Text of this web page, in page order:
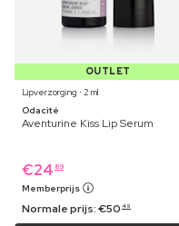
OUTLET
Lipverzorging ⋅ 2 ml
Odacité
Aventurine Kiss Lip Serum
€24 89
Memberprijs
Normale prijs:€50 49